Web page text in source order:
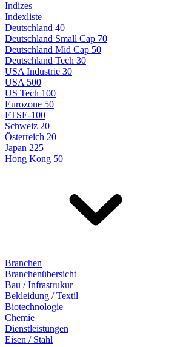
Indizes
Indexliste
Deutschland 40
Deutschland Small Cap 70
Deutschland Mid Cap 50
Deutschland Tech 30
USA Industrie 30
USA 500
US Tech 100
Eurozone 50
FTSE-100
Schweiz 20
Österreich 20
Japan 225
Hong Kong 50
Branchen
Branchenübersicht
Bau / Infrastrukur
Bekleidung / Textil
Biotechnologie
Chemie
Dienstleistungen
Eisen / Stahl